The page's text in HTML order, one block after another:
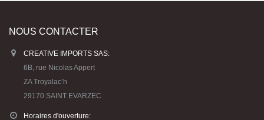
NOUS CONTACTER
CREATIVE IMPORTS SAS:
6B, rue Nicolas Appert
ZA Troyalac’h
29170 SAINT EVARZEC
Horaires d'ouverture: